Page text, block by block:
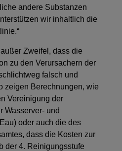
andere Substanzen
wir inhaltlich die
Zweifel, dass die
zu den Verursachern der
falsch und
zeigen Berechnungen, wie
Vereinigung der
Wasserver- und
oder auch die des
dass die Kosten zur
der 4. Reinigungsstufe